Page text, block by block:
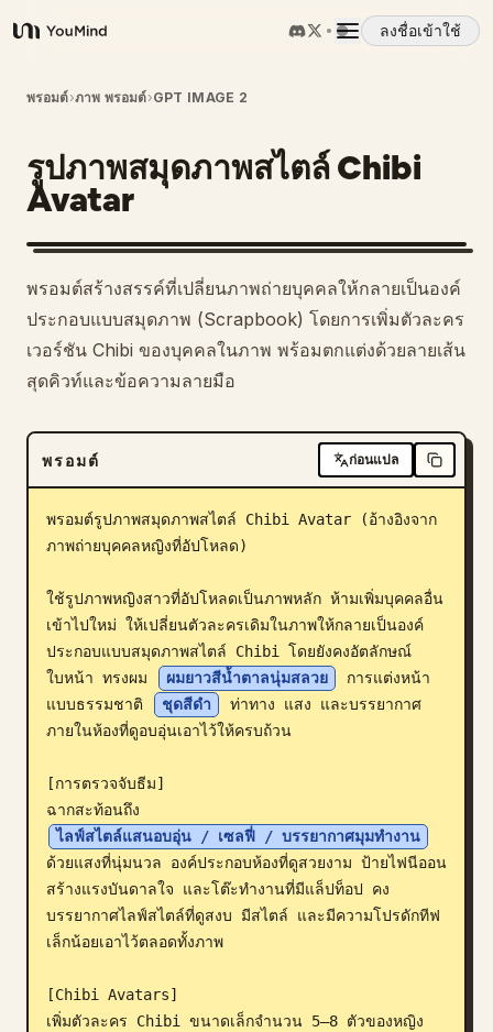
YouMind
ลงชื่อเข้าใช้
ภาพรวม
กรณีการใช้งาน
ทักษะ
พรอมต์
ราคา
ดาวน์โหลด
บล็อก
อัปเดต
พรอมต์›ภาพ พรอมต์›GPT IMAGE 2
รูปภาพสมุดภาพสไตล์ Chibi
Avatar
พรอมต์สร้างสรรค์ที่เปลี่ยนภาพถ่ายบุคคลให้กลายเป็นองค์
ประกอบแบบสมุดภาพ (Scrapbook) โดยการเพิ่มตัวละคร
เวอร์ชัน Chibi ของบุคคลในภาพ พร้อมตกแต่งด้วยลายเส้น
สุดคิวท์และข้อความลายมือ
พรอมต์ ก่อนแปล
พรอมต์รูปภาพสมุดภาพสไตล์ Chibi Avatar (อ้างอิงจาก
ภาพถ่ายบุคคลหญิงที่อัปโหลด)
ใช้รูปภาพหญิงสาวที่อัปโหลดเป็นภาพหลัก ห้ามเพิ่มบุคคลอื่น
เข้าไปใหม่ ให้เปลี่ยนตัวละครเดิมในภาพให้กลายเป็นองค์
ประกอบแบบสมุดภาพสไตล์ Chibi โดยยังคงอัตลักษณ์
ใบหน้า ทรงผม
ผมยาวสีน้ำตาลนุ่มสลวย
การแต่งหน้า
แบบธรรมชาติ
ชุดสีดำ
ท่าทาง แสง และบรรยากาศ
ภายในห้องที่ดูอบอุ่นเอาไว้ให้ครบถ้วน
[การตรวจจับธีม]
ฉากสะท้อนถึง
ไลฟ์สไตล์แสนอบอุ่น / เซลฟี่ / บรรยากาศมุมทำงาน
ด้วยแสงที่นุ่มนวล องค์ประกอบห้องที่ดูสวยงาม ป้ายไฟนีออน
สร้างแรงบันดาลใจ และโต๊ะทำงานที่มีแล็ปท็อป คง
บรรยากาศไลฟ์สไตล์ที่ดูสงบ มีสไตล์ และมีความโปรดักทีฟ
เล็กน้อยเอาไว้ตลอดทั้งภาพ
[Chibi Avatars]
เพิ่มตัวละคร Chibi ขนาดเล็กจำนวน 5–8 ตัวของหญิง